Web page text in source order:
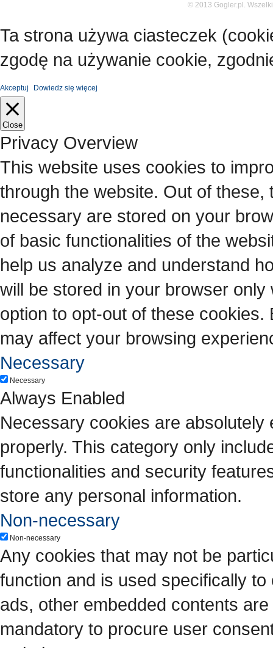
© 2013 Gogler.pl.
Ta strona używa ciasteczek
zgodę na używanie cookie,
Akceptuj Dowiedz się więcej
Close
Privacy Overview
This website uses cookies to
through the website. Out of
necessary are stored on your
of basic functionalities of the
help us analyze and understand
will be stored in your browser
option to opt-out of these
may affect your browsing
Necessary
Necessary
Always Enabled
Necessary cookies are
properly. This category only
functionalities and security
store any personal information.
Non-necessary
Non-necessary
Any cookies that may not be
function and is used specifically
ads, other embedded contents
mandatory to procure user